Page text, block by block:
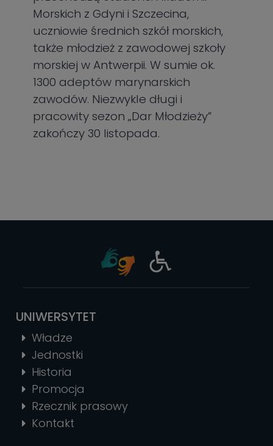
Morskich z Gdyni i Szczecina,
uczniowie średnich szkół morskich,
także młodzież z zawodowej szkoły
morskiej w Antwerpii. W sumie ok.
1300 adeptów marynarskich
zawodów. Niezwykle długi i
pracowity sezon „Dar Młodzieży”
zakończy 30 listopada.
UNIWERSYTET
Władze
Jednostki
Historia
Promocja
Rzecznik prasowy
Kontakt